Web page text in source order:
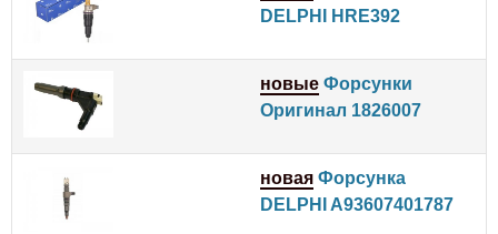
DELPHI HRE392
новые Форсунки
Оригинал 1826007
новая Форсунка
DELPHI A93607401787